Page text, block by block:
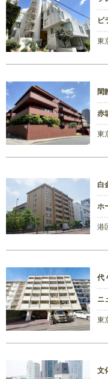
ビ
東
閑
赤
東
白
ホ
港
代
ニ
東
文